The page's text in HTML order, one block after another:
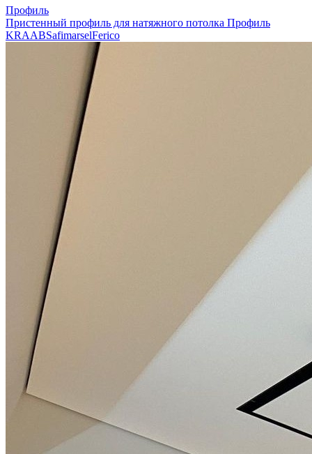
Профиль
Пристенный профиль для натяжного потолка Профиль
KRAABSafimarselFerico